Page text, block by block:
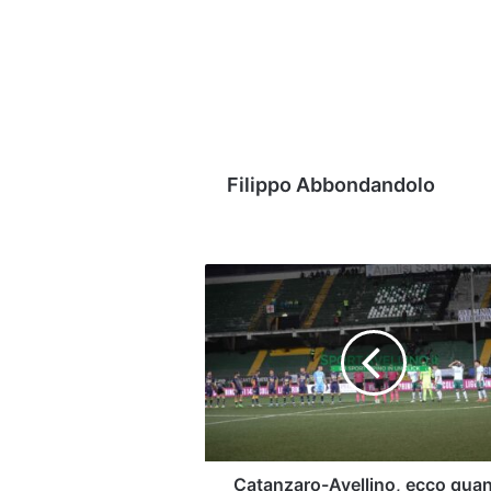
Filippo Abbondandolo
Catanzaro-
ecco
quando
si
giocherà
la
di
CoppaCatanzaro-Avellino, ecco